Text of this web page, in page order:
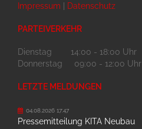
Impressum Datenschutz
PARTEIVERKEHR
Dienstag 14:00 - 18:00 Uhr
Donnerstag 09:00 - 12:00 Uhr
LETZTE MELDUNGEN
04.08.2026 17:47
Pressemitteilung KITA Neubau